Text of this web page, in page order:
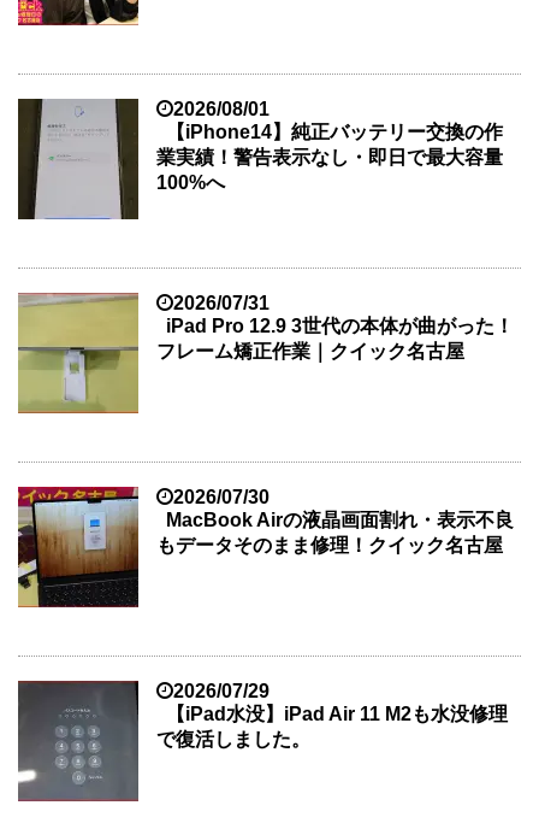
2026/08/01
【iPhone14】純正バッテリー交換の作
業実績！警告表示なし・即日で最大容量
100%へ
2026/07/31
iPad Pro 12.9 3世代の本体が曲がった！
フレーム矯正作業｜クイック名古屋
2026/07/30
MacBook Airの液晶画面割れ・表示不良
もデータそのまま修理！クイック名古屋
2026/07/29
【iPad水没】iPad Air 11 M2も水没修理
で復活しました。